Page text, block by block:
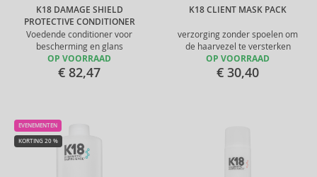
K18 DAMAGE SHIELD
PROTECTIVE CONDITIONER
Voedende conditioner voor
bescherming en glans
OP VOORRAAD
€ 82,47
K18 CLIENT MASK PACK
verzorging zonder spoelen om
de haarvezel te versterken
OP VOORRAAD
€ 30,40
EVENEMENTEN
KORTING 20 %